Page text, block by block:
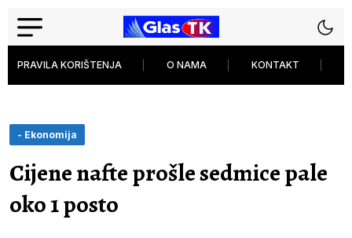
PRAVILA KORIŠTENJA O NAMA KONTAKT
- Ekonomija
Cijene nafte prošle sedmice pale
oko 1 posto